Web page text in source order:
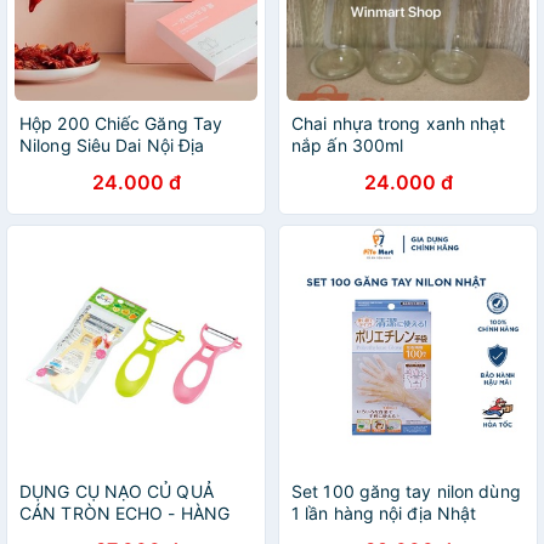
Hộp 200 Chiếc Găng Tay
Nilong Siêu Dai Nội Địa
24.000 đ
Chai nhựa trong xanh nhạt
nắp ấn 300ml
24.000 đ
DỤNG CỤ NẠO CỦ QUẢ
CÁN TRÒN ECHO - HÀNG
Set 100 găng tay nilon dùng
1 lần hàng nội địa Nhật